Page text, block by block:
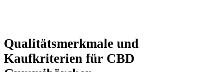
Qualitätsmerkmale und
Kaufkriterien für CBD